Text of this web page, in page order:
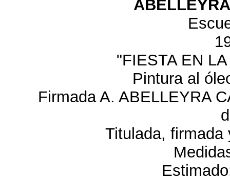
"FIESTA EN
Pintura al
Firmada A. ABELLEYRA
Titulada, firmada